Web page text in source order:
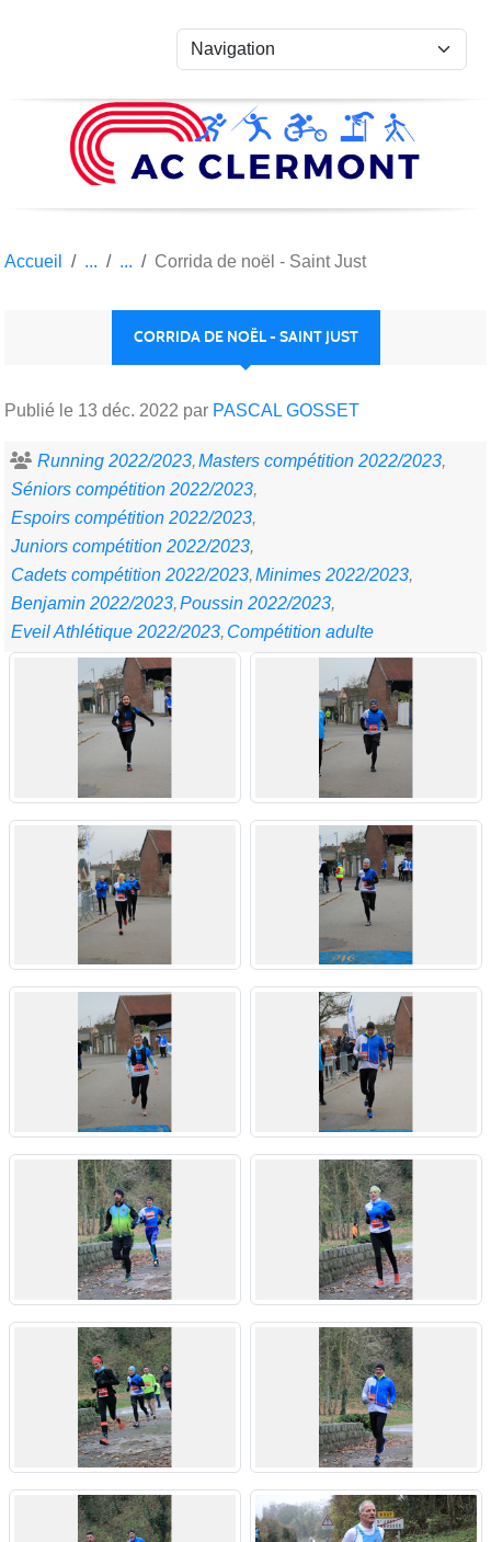
Accueil Corrida de noël - Saint Just
CORRIDA DE NOËL - SAINT JUST
Publié le 13 déc. 2022 par PASCAL GOSSET
Running 2022/2023 Masters compétition 2022/2023
Séniors compétition 2022/2023
Espoirs compétition 2022/2023
Juniors compétition 2022/2023
Cadets compétition 2022/2023 Minimes 2022/2023
Benjamin 2022/2023 Poussin 2022/2023
Eveil Athlétique 2022/2023 Compétition adulte